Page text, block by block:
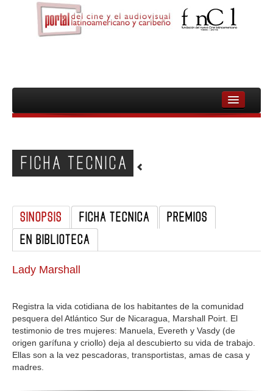
INICIO
PELICULAS
DOCUMENTALES
MUJERES
AUDIOVISUAL INDIGENA Y COMUNITARIO
FICHA TECNICA
SINOPSIS FICHA TECNICA
PREMIOS
EN BIBLIOTECA
Lady Marshall
Registra la vida cotidiana de los habitantes de la comunidad
pesquera del Atlántico Sur de Nicaragua, Marshall Poirt. El
testimonio de tres mujeres: Manuela, Evereth y Vasdy (de
origen garífuna y criollo) deja al descubierto su vida de trabajo.
Ellas son a la vez pescadoras, transportistas, amas de casa y
madres.